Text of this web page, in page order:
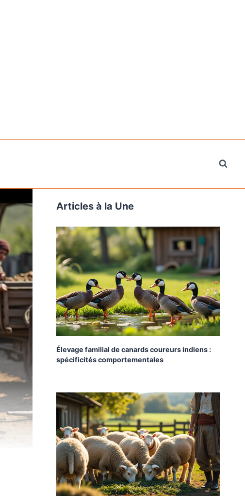
Articles à la Une
Élevage familial de canards coureurs indiens :
spécificités comportementales